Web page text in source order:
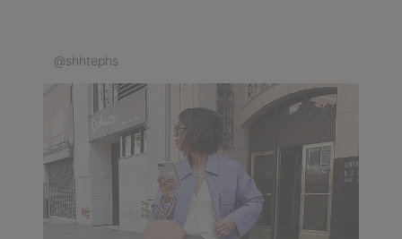
@shhtephs